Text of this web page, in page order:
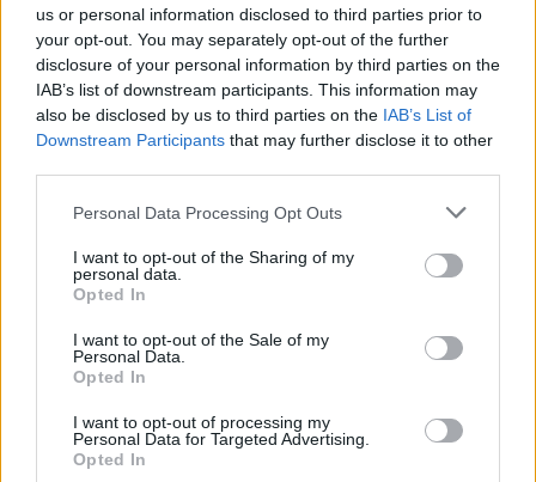
us or personal information disclosed to third parties prior to
your opt-out. You may separately opt-out of the further
disclosure of your personal information by third parties on the
IAB’s list of downstream participants. This information may
also be disclosed by us to third parties on the IAB’s List of
Downstream Participants that may further disclose it to other
Personal Data Processing Opt Outs
I want to opt-out of the Sharing of my
personal data.
Opted In
I want to opt-out of the Sale of my
Personal Data.
Opted In
I want to opt-out of processing my
Personal Data for Targeted Advertising.
Opted In